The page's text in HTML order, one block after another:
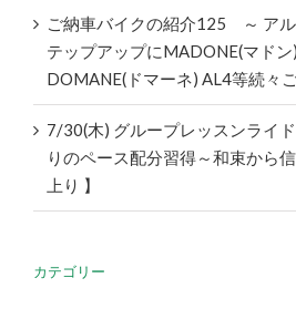
ご納車バイクの紹介125 ～ ア
テップアップにMADONE(マドン
DOMANE(ドマーネ) AL4等続々
7/30(木) グループレッスンライ
りのペース配分習得～和束から
上り 】
カテゴリー